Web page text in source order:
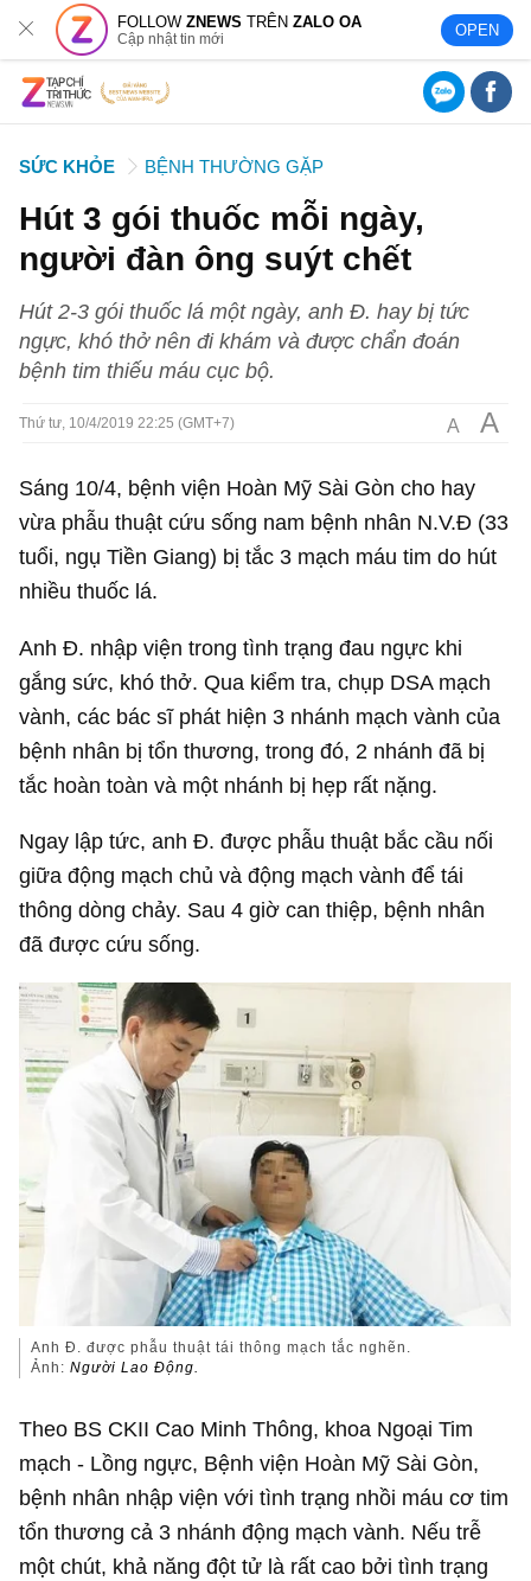
FOLLOWZNEWS TRÊNZALO OA
Cập nhật tin mới OPEN
SỨC KHỎE BỆNH THƯỜNG GẶP
Hút 3 gói thuốc mỗi ngày,
người đàn ông suýt chết
Hút 2-3 gói thuốc lá một ngày, anh Đ. hay bị tức
ngực, khó thở nên đi khám và được chẩn đoán
bệnh tim thiếu máu cục bộ.
Thứ tư, 10/4/2019 22:25 (GMT+7) A A
Sáng 10/4, bệnh viện Hoàn Mỹ Sài Gòn cho hay
vừa phẫu thuật cứu sống nam bệnh nhân N.V.Đ (33
tuổi, ngụ Tiền Giang) bị tắc 3 mạch máu tim do hút
nhiều thuốc lá.
Anh Đ. nhập viện trong tình trạng đau ngực khi
gắng sức, khó thở. Qua kiểm tra, chụp DSA mạch
vành, các bác sĩ phát hiện 3 nhánh mạch vành của
bệnh nhân bị tổn thương, trong đó, 2 nhánh đã bị
tắc hoàn toàn và một nhánh bị hẹp rất nặng.
Ngay lập tức, anh Đ. được phẫu thuật bắc cầu nối
giữa động mạch chủ và động mạch vành để tái
thông dòng chảy. Sau 4 giờ can thiệp, bệnh nhân
đã được cứu sống.
Anh Đ. được phẫu thuật tái thông mạch tắc nghẽn.
Ảnh:Người Lao Động.
Theo BS CKII Cao Minh Thông, khoa Ngoại Tim
mạch - Lồng ngực, Bệnh viện Hoàn Mỹ Sài Gòn,
bệnh nhân nhập viện với tình trạng nhồi máu cơ tim
tổn thương cả 3 nhánh động mạch vành. Nếu trễ
một chút, khả năng đột tử là rất cao bởi tình trạng